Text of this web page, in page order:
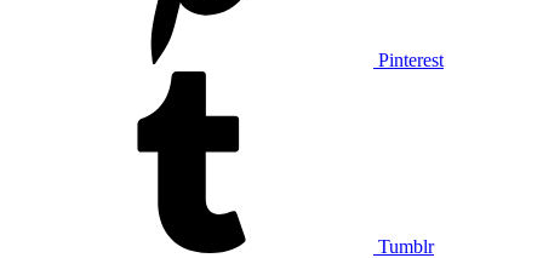
Pinterest
Tumblr